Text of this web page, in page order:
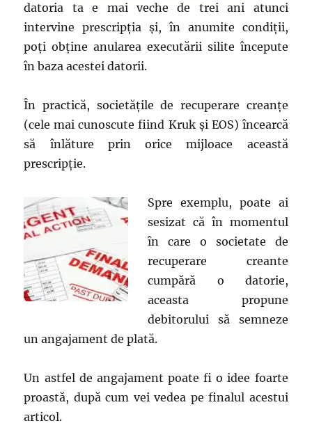
datoria ta e mai veche de trei ani atunci
intervine prescripția și, în anumite condiții,
poți obține anularea executării silite începute
în baza acestei datorii.
În practică, societățile de recuperare creanțe
(cele mai cunoscute fiind Kruk și EOS) încearcă
să înlăture prin orice mijloace această
prescripție.
Spre exemplu, poate ai
sesizat că în momentul
în care o societate de
recuperare creante
cumpără o datorie,
aceasta propune
debitorului să semneze
un angajament de plată.
Un astfel de angajament poate fi o idee foarte
proastă, după cum vei vedea pe finalul acestui
articol.